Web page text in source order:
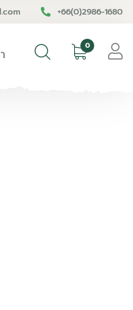
+66(0)2986-1680
0